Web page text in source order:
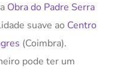
Obra do Padre Serra
suave ao Centro
(Coimbra).
pode ter um